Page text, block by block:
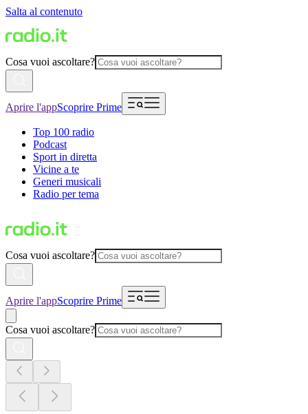
Salta al contenuto
Cosa vuoi ascoltare?
Aprire l'appScoprire Prime
Top 100 radio
Podcast
Sport in diretta
Vicine a te
Generi musicali
Radio per tema
Cosa vuoi ascoltare?
Aprire l'appScoprire Prime
Cosa vuoi ascoltare?